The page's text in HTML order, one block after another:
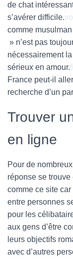
de chat
s’avérer difficile.
comme
» n’est pas
nécessairement
sérieux en amour.
France peut-il
recherche d’un
Trouver
en ligne
Pour de
réponse se
comme ce site
entre personnes
pour les
aux gens d’être
leurs objectifs
avec d’autres